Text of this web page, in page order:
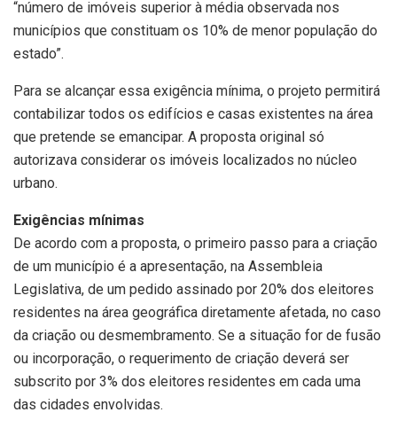
“número de imóveis superior à média observada nos
municípios que constituam os 10% de menor população do
estado”.
Para se alcançar essa exigência mínima, o projeto permitirá
contabilizar todos os edifícios e casas existentes na área
que pretende se emancipar. A proposta original só
autorizava considerar os imóveis localizados no núcleo
urbano.
Exigências mínimas
De acordo com a proposta, o primeiro passo para a criação
de um município é a apresentação, na Assembleia
Legislativa, de um pedido assinado por 20% dos eleitores
residentes na área geográfica diretamente afetada, no caso
da criação ou desmembramento. Se a situação for de fusão
ou incorporação, o requerimento de criação deverá ser
subscrito por 3% dos eleitores residentes em cada uma
das cidades envolvidas.